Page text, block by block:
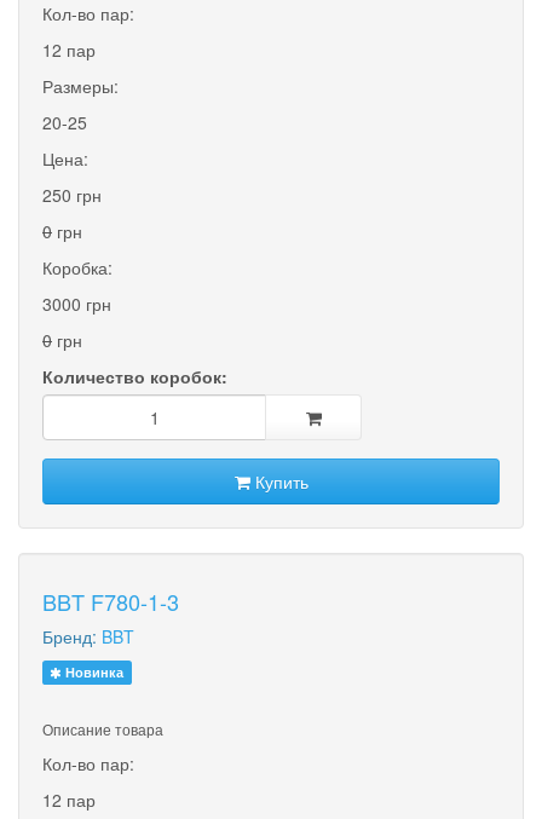
Кол-во пар:
12 пар
Размеры:
20-25
Цена:
250 грн
0 грн
Коробка:
3000 грн
0 грн
Количество коробок:
Купить
BBT F780-1-3
Бренд: BBT
Новинка
Описание товара
Кол-во пар:
12 пар